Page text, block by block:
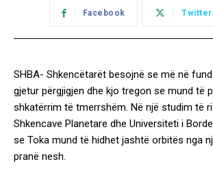
Facebook Twitter
SHBA- Shkencëtarët besojnë se më në
gjetur përgjigjen dhe kjo tregon se mund të
shkatërrim të tmerrshëm. Në një studim të
Shkencave Planetare dhe Universiteti i
se Toka mund të hidhet jashtë orbitës nga
pranë nesh.